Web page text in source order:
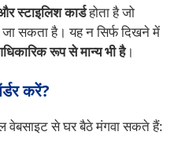
स्टाइलिश कार्डहोता है जो
सकता है। यह न सिर्फ दिखने में
रूप से मान्य भी है।
करें?
से घर बैठे मंगवा सकते हैं: